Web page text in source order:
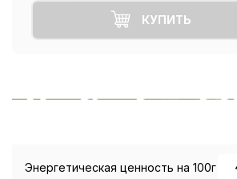
КУПИТЬ
Энергетическая ценность на 100г